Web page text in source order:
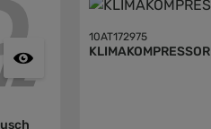
10AT172975
KLIMAKOMPRESSOR